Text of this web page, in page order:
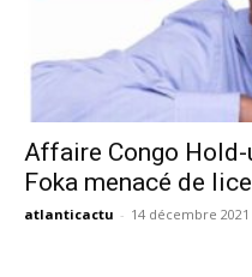
Affaire Congo
Foka menacé de
atlanticactu - 14 décembre 2021